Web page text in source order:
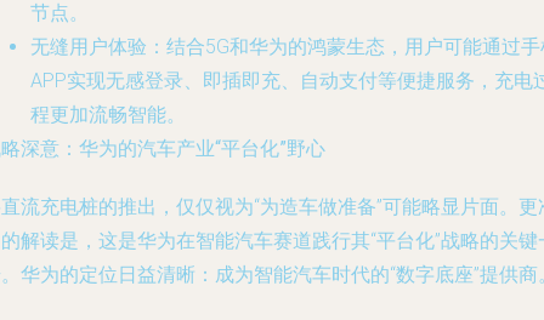
节点。
无缝用户体验 ：结合5G和华为的鸿蒙生态，用户可能通过
APP实现无感登录、即插即充、自动支付等便捷服务，充电
程更加流畅智能。
深意：华为的汽车产业“平台化”野心
流充电桩的推出，仅仅视为“为造车做准备”可能略显片面。更
解读是，这是华为在智能汽车赛道践行其“平台化”战略的关键
华为的定位日益清晰：成为智能汽车时代的“数字底座”提供商